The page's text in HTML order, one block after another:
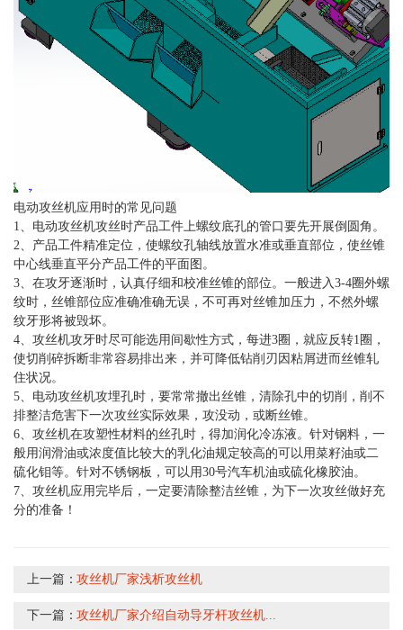
电动攻丝机应用时的常见问题
1、电动攻丝机攻丝时产品工件上螺纹底孔的管口要先开展倒圆角。
2、产品工件精准定位，使螺纹孔轴线放置水准或垂直部位，使丝锥
中心线垂直平分产品工件的平面图。
3、在攻牙逐渐时，认真仔细和校准丝锥的部位。一般进入3-4圈外螺
纹时，丝锥部位应准确准确无误，不可再对丝锥加压力，不然外螺
纹牙形将被毁坏。
4、攻丝机攻牙时尽可能选用间歇性方式，每进3圈，就应反转1圈，
使切削碎拆断非常容易排出来，并可降低钻削刃因粘屑进而丝锥轧
住状况。
5、电动攻丝机攻埋孔时，要常常撤出丝锥，清除孔中的切削，削不
排整洁危害下一次攻丝实际效果，攻没动，或断丝锥。
6、攻丝机在攻塑性材料的丝孔时，得加润化冷冻液。针对钢料，一
般用润滑油或浓度值比较大的乳化油规定较高的可以用菜籽油或二
硫化钼等。针对不锈钢板，可以用30号汽车机油或硫化橡胶油。
7、攻丝机应用完毕后，一定要清除整洁丝锥，为下一次攻丝做好充
分的准备！
上一篇：攻丝机厂家浅析攻丝机
下一篇：攻丝机厂家介绍自动导牙杆攻丝机...